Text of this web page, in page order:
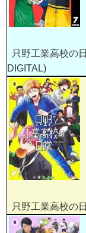
只野工業高校の
DIGITAL)
只野工業高校の